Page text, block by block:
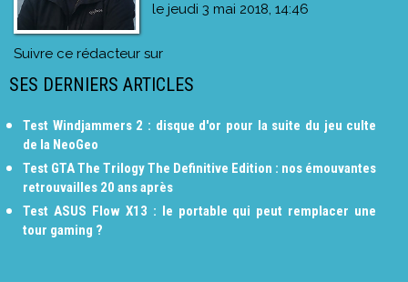
le jeudi 3 mai 2018, 14:46
Suivre ce rédacteur sur
SES DERNIERS ARTICLES
Test Windjammers 2 : disque d'or pour la suite du jeu culte
de la NeoGeo
Test GTA The Trilogy The Definitive Edition : nos émouvantes
retrouvailles 20 ans après
Test ASUS Flow X13 : le portable qui peut remplacer une
tour gaming ?